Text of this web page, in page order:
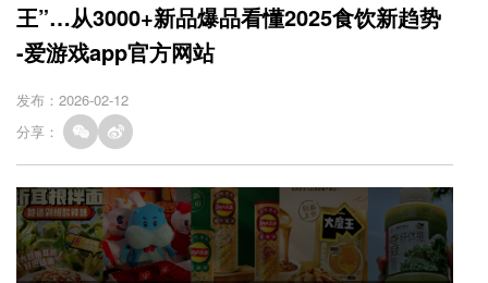
王”…从3000+新品爆品看懂2025食饮新趋势
-爱游戏app官方网站
发布：2026-02-12
分享：